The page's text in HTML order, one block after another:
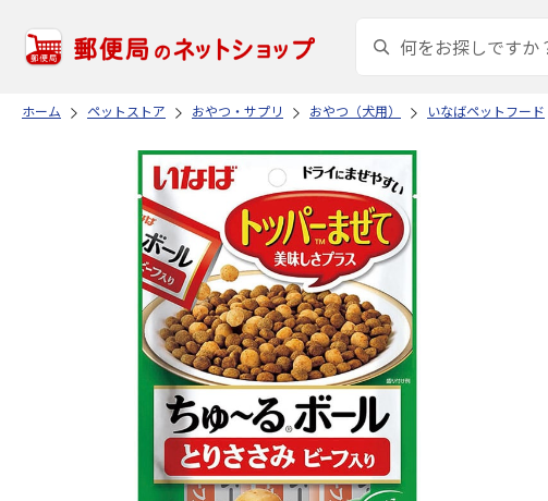
ホーム ペットストア おやつ・サプリ おやつ（犬用） いなばペットフード